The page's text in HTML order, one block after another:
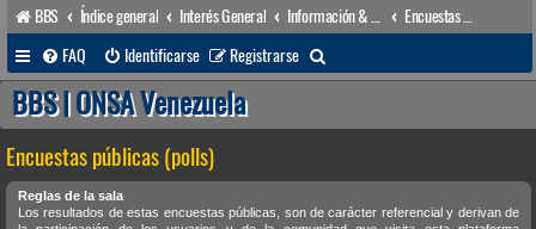
BBS Índice general Interés General
FAQ
Identificarse Registrarse
u
a
r
BBS | ONSA Venezuela
Encuestas públicas (polls)
Reglas de la sala
Los resultados de estas encuestas públicas, son de carácter referencial y derivan de